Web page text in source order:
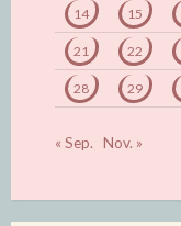
14 15
21 22
28 29
« Sep. Nov. »